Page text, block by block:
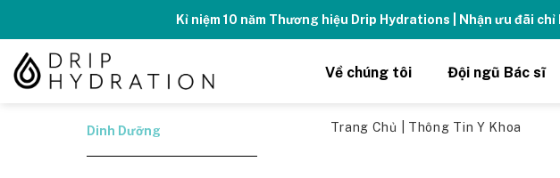
content
Kỉ niệm 10 năm Thương hiệu Drip Hydrations | Nhận ưu đãi chỉ
Về chúng tôi Đội ngũ Bác sĩ
Dinh Dưỡng Trang Chủ Thông Tin Y Khoa